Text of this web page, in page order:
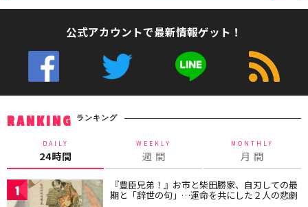
公式アカウントで最新情報ゲット！
RANKING ランキング
DAILY
24時間
WEEKLY
週 間
MONTHLY
月 間
1 『豊臣兄弟！』お市と柴田勝家、自刃しての最
期と「辞世の句」…運命を共にした２人の悲劇